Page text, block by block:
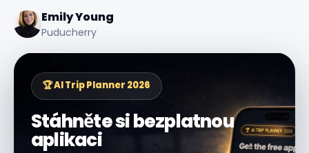
Emily Young
Puducherry
🏆 AI Trip Planner 2026
Stáhněte si bezplatnou
aplikaci